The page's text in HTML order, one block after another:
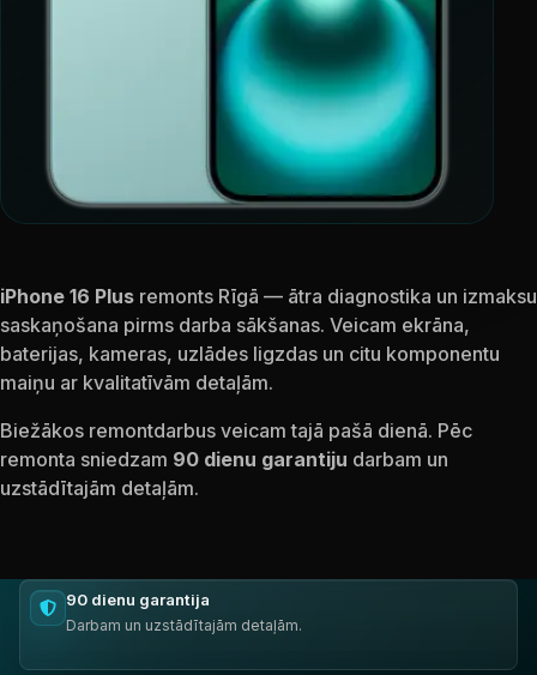
iPhone 16 Plus remonts Rīgā — ātra diagnostika un izmaksu
saskaņošana pirms darba sākšanas. Veicam ekrāna,
baterijas, kameras, uzlādes ligzdas un citu komponentu
maiņu ar kvalitatīvām detaļām.
Biežākos remontdarbus veicam tajā pašā dienā. Pēc
remonta sniedzam 90 dienu garantiju darbam un
uzstādītajām detaļām.
90 dienu garantija
Darbam un uzstādītajām detaļām.